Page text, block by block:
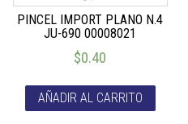
PINCEL IMPORT PLANO N.4
JU-690 00008021
$0.40
AÑADIR AL CARRITO